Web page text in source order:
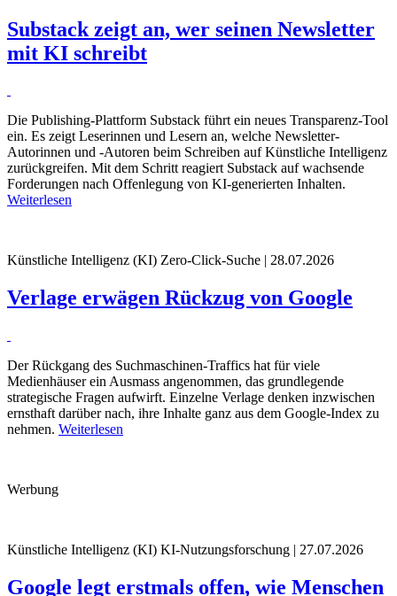
Substack zeigt an, wer seinen Newsletter
mit KI schreibt
Die Publishing-Plattform Substack führt ein neues Transparenz-Tool
ein. Es zeigt Leserinnen und Lesern an, welche Newsletter-
Autorinnen und -Autoren beim Schreiben auf Künstliche Intelligenz
zurückgreifen. Mit dem Schritt reagiert Substack auf wachsende
Forderungen nach Offenlegung von KI-generierten Inhalten.
Weiterlesen
Künstliche Intelligenz (KI) Zero-Click-Suche | 28.07.2026
Verlage erwägen Rückzug von Google
Der Rückgang des Suchmaschinen-Traffics hat für viele
Medienhäuser ein Ausmass angenommen, das grundlegende
strategische Fragen aufwirft. Einzelne Verlage denken inzwischen
ernsthaft darüber nach, ihre Inhalte ganz aus dem Google-Index zu
nehmen. Weiterlesen
Werbung
Künstliche Intelligenz (KI) KI-Nutzungsforschung | 27.07.2026
Google legt erstmals offen, wie Menschen